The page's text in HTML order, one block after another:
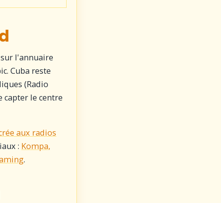
l'annuaire
Cuba reste
(Radio
capter le centre
aux radios
: Kompa,
.